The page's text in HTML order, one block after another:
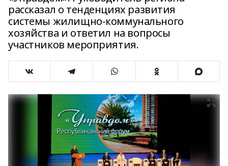
рассказал о тенденциях развития
системы жилищно-коммунального
хозяйства и ответил на вопросы
участников мероприятия.